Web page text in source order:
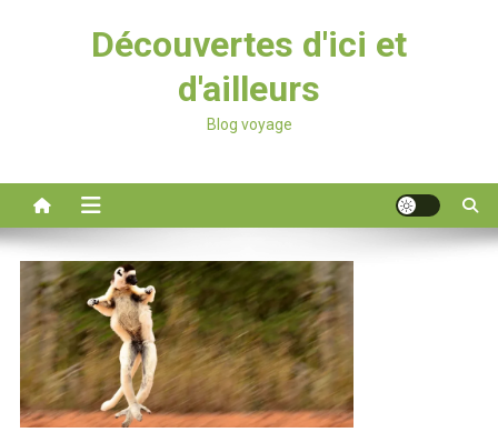
Découvertes d'ici et
d'ailleurs
Blog voyage